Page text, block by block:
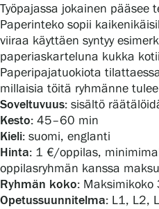
Työpajassa jokainen pääsee
Paperinteko sopii
viiraa käyttäen syntyy
paperiaskarteluna kukka
Paperipajatuokiota
millaisia töitä ryhmänne
Soveltuvuus: sisältö
Kesto: 45–60 min
Kieli: suomi, englanti
Hinta: 1 €/oppilas,
oppilasryhmän kanssa
Ryhmän koko: Maksimikoko
Opetussuunnitelma: L1, L2,